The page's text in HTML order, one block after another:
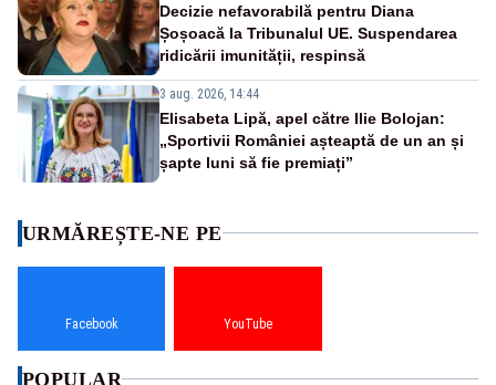
Decizie nefavorabilă pentru Diana
Șoșoacă la Tribunalul UE. Suspendarea
ridicării imunității, respinsă
3 aug. 2026, 14:44
Elisabeta Lipă, apel către Ilie Bolojan:
„Sportivii României așteaptă de un an și
șapte luni să fie premiați”
URMĂREȘTE-NE PE
Facebook YouTube
POPULAR